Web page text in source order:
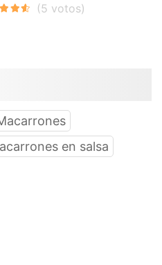
en salsa